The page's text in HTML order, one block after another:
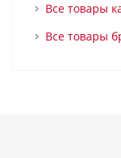
Все товары
Все товары